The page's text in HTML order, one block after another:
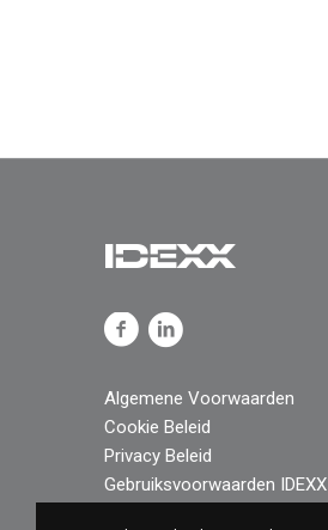
Algemene Voorwaarden
Cookie Beleid
Privacy Beleid
Gebruiksvoorwaarden IDEXX